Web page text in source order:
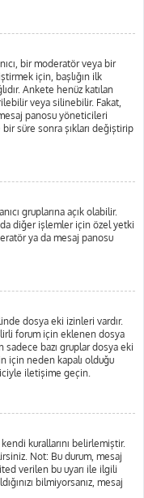
bir moderatör veya bir
için, başlığın ilk
Ankete henüz katılan
veya silinebilir. Fakat,
panosu yöneticileri
süre sonra şıkları değiştirip
gruplarına açık olabilir.
diğer işlemler için özel yetki
ya da mesaj panosu
dosya eki izinleri vardır.
forum için eklenen dosya
bazı gruplar dosya eki
için neden kapalı olduğu
iletişime geçin.
kurallarını belirlemiştir.
Not: Bu durum, mesaj
verilen bu uyarı ile ilgili
bilmiyorsanız, mesaj